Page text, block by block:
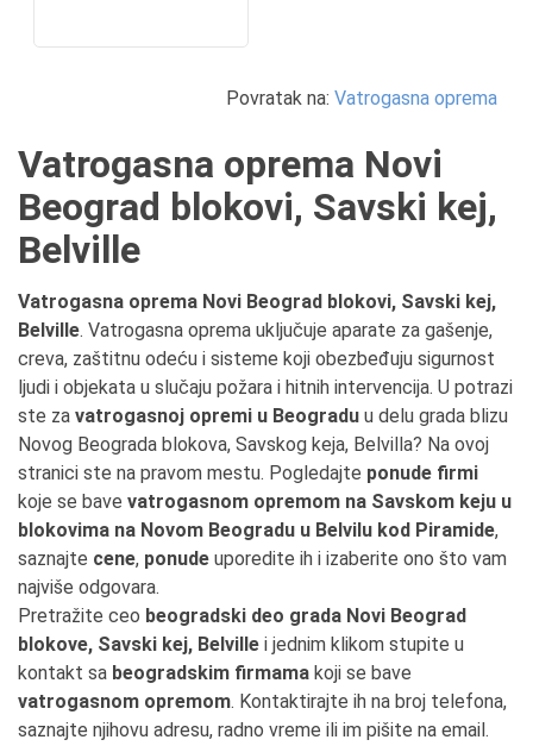
Povratak na: Vatrogasna oprema
Vatrogasna oprema Novi
Beograd blokovi, Savski kej,
Belville
Vatrogasna oprema Novi Beograd blokovi, Savski kej,
Belville. Vatrogasna oprema uključuje aparate za gašenje,
creva, zaštitnu odeću i sisteme koji obezbeđuju sigurnost
ljudi i objekata u slučaju požara i hitnih intervencija. U potrazi
ste za vatrogasnoj opremi u Beogradu u delu grada blizu
Novog Beograda blokova, Savskog keja, Belvilla? Na ovoj
stranici ste na pravom mestu. Pogledajte ponude firmi
koje se bave vatrogasnom opremom na Savskom keju u
blokovima na Novom Beogradu u Belvilu kod Piramide,
saznajte cene, ponude uporedite ih i izaberite ono što vam
najviše odgovara.
Pretražite ceo beogradski deo grada Novi Beograd
blokove, Savski kej, Belville i jednim klikom stupite u
kontakt sa beogradskim firmama koji se bave
vatrogasnom opremom. Kontaktirajte ih na broj telefona,
saznajte njihovu adresu, radno vreme ili im pišite na email.